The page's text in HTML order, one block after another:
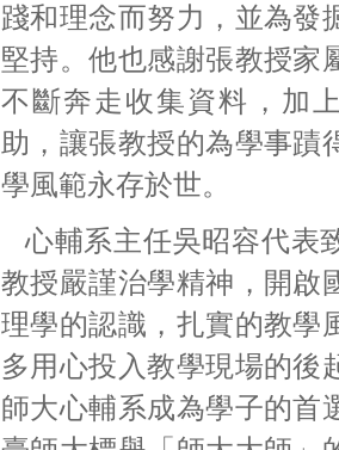
踐和理念而努力，並為發
堅持。他也感謝張教授家
不斷奔走收集資料，加
助，讓張教授的為學事蹟
學風範永存於世。
心輔系主任吳昭容代表
教授嚴謹治學精神，開啟
理學的認識，扎實的教學
多用心投入教學現場的後
師大心輔系成為學子的首